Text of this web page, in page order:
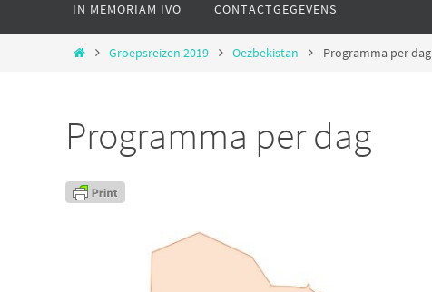
IN MEMORIAM IVO CONTACTGEGEVENS
HomeGroepsreizen 2019 Oezbekistan Programma per dag
Programma per dag